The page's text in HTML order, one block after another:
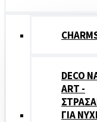
DECO
ART -
ΓΙΑ